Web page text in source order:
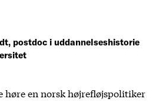
postdoc i uddannelseshistorie
høre en norsk højrefløjspolitiker